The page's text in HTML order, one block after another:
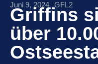
Juni 9, 2024 GFL2
Griffins
über